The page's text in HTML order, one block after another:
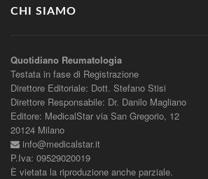
CHI SIAMO
Quotidiano Reumatologia
Testata in fase di Registrazione
Direttore Editoriale: Dott. Stefano Stisi
Direttore Responsabile: Dr. Danilo Magliano
Editore: MedicalStar via San Gregorio, 12
20124 Milano
info@medicalstar.it
P.Iva: 09529020019
È vietata la riproduzione anche parziale.